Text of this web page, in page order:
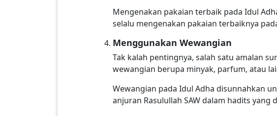
Mengenakan pakaian terbaik pada Idul
selalu mengenakan pakaian terbaiknya
Menggunakan Wewangian
Tak kalah pentingnya, salah satu amalan
wewangian berupa minyak, parfum, atau
Wewangian pada Idul Adha disunnahkan
anjuran Rasulullah SAW dalam hadits yang